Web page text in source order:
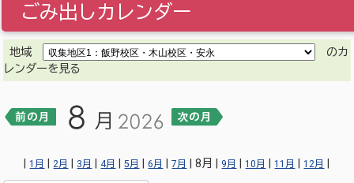
ごみ出しカレンダー
地域
のカ
レンダーを見る
|1月 |2月 3月 |4月 |5月 |6月 |7月 | 8月 | 9月 |10月 |11月 |12月